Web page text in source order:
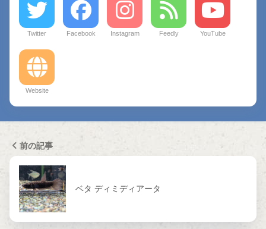
Twitter Facebook Instagram Feedly YouTube
Website
前の記事
ベタ ディミディアータ